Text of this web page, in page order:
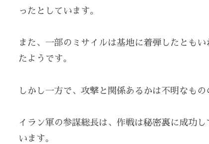
ったとしています。
また、一部のミサイルは基地に着弾したとも
たようです。
しかし一方で、攻撃と関係あるかは不明なも
イラン軍の参謀総長は、作戦は秘密裏に成功
います。